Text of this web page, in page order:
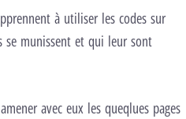
à utiliser les codes sur
se munissent et qui leur sont
avec eux les queqlues pages